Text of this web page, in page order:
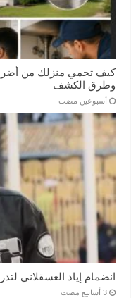
كيف تحمي منزلك من
وطرق الكشف
‏أسبوعين مضت
انضمام إياد العسقلاني
‏3 أسابيع مضت